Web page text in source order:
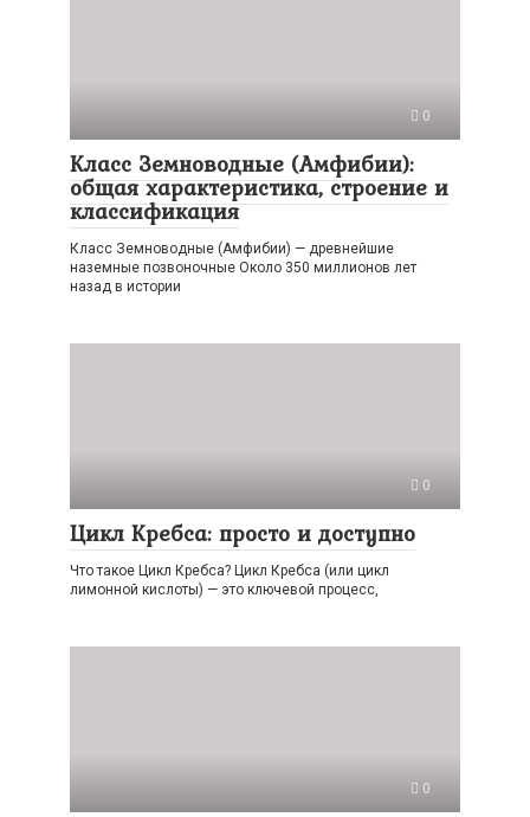
0
Класс Земноводные (Амфибии):
общая характеристика, строение и
классификация
Класс Земноводные (Амфибии) — древнейшие
наземные позвоночные Около 350 миллионов лет
назад в истории
0
Цикл Кребса: просто и доступно
Что такое Цикл Кребса? Цикл Кребса (или цикл
лимонной кислоты) — это ключевой процесс,
0